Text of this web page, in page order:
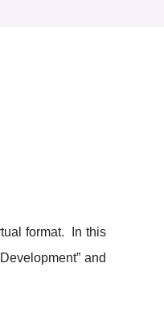
format. In this
and